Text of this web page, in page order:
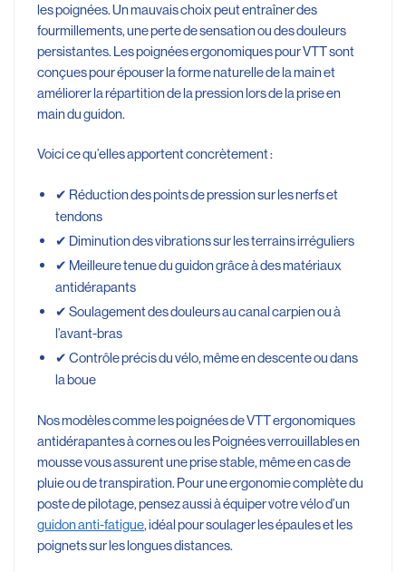
les poignées. Un mauvais choix peut entraîner des
fourmillements, une perte de sensation ou des douleurs
persistantes. Les poignées ergonomiques pour VTT sont
conçues pour épouser la forme naturelle de la main et
améliorer la répartition de la pression lors de la prise en
main du guidon.
Voici ce qu’elles apportent concrètement :
✔ Réduction des points de pression sur les nerfs et
tendons
✔ Diminution des vibrations sur les terrains irréguliers
✔ Meilleure tenue du guidon grâce à des matériaux
antidérapants
✔ Soulagement des douleurs au canal carpien ou à
l’avant-bras
✔ Contrôle précis du vélo, même en descente ou dans
la boue
Nos modèles comme les poignées de VTT ergonomiques
antidérapantes à cornes ou les Poignées verrouillables en
mousse vous assurent une prise stable, même en cas de
pluie ou de transpiration. Pour une ergonomie complète du
poste de pilotage, pensez aussi à équiper votre vélo d’un
guidon anti-fatigue, idéal pour soulager les épaules et les
poignets sur les longues distances.